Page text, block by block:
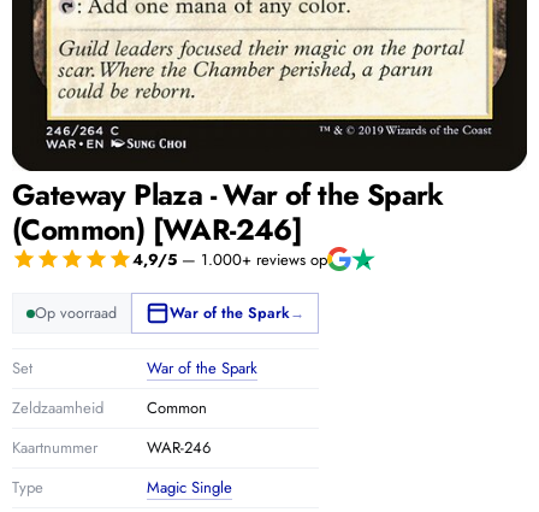
Gateway Plaza - War of the Spark
(Common) [WAR-246]
4,9/5 — 1.000+ reviews op
Op voorraad War of the Spark→
Set
War of the Spark
Zeldzaamheid
Common
Kaartnummer
WAR-246
Type
Magic Single